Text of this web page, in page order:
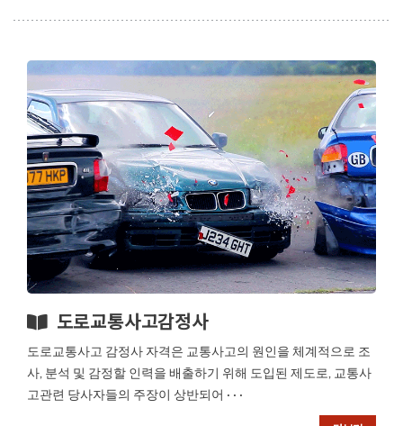
도로교통사고감정사
도로교통사고 감정사 자격은 교통사고의 원인을 체계적으로 조
사, 분석 및 감정할 인력을 배출하기 위해 도입된 제도로, 교통사
고관련 당사자들의 주장이 상반되어 · · ·